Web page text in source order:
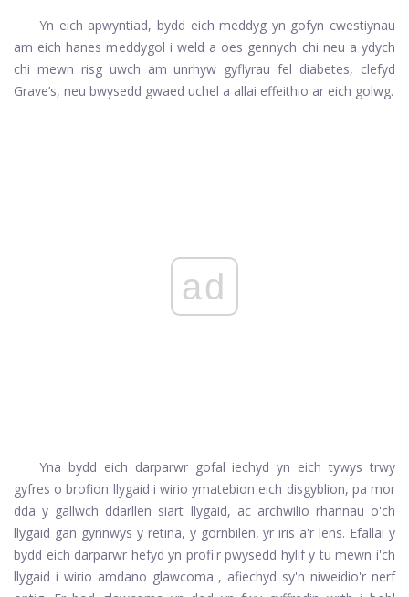
Yn eich apwyntiad, bydd eich meddyg yn gofyn cwestiynau
am eich hanes meddygol i weld a oes gennych chi neu a ydych
chi mewn risg uwch am unrhyw gyflyrau fel diabetes, clefyd
Grave’s, neu bwysedd gwaed uchel a allai effeithio ar eich golwg.
ad
Yna bydd eich darparwr gofal iechyd yn eich tywys trwy
gyfres o brofion llygaid i wirio ymatebion eich disgyblion, pa mor
dda y gallwch ddarllen siart llygaid, ac archwilio rhannau o'ch
llygaid gan gynnwys y retina, y gornbilen, yr iris a'r lens. Efallai y
bydd eich darparwr hefyd yn profi'r pwysedd hylif y tu mewn i'ch
llygaid i wirio amdano glawcoma , afiechyd sy'n niweidio'r nerf